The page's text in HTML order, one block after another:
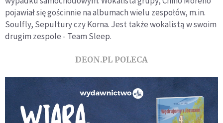
pojawiał się gościnnie na albumach wielu zespołów, m.in.
Soulfly, Sepultury czy Korna. Jest także wokalistą w swoim
drugim zespole - Team Sleep.
DEON.PL POLECA